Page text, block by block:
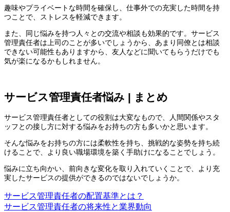
趣味やプライベートな時間を確保し、仕事外での充実した時間を持
つことで、ストレスを軽減できます。
また、同じ悩みを持つ人々との交流や相談も効果的です。サービス
管理責任者は上司のことが多いでしょうから、あまり同僚とは相談
できない可能性もありますから、友人などに聞いてもらうだけでも
気が楽になるかもしれません。
サービス管理責任者悩み | まとめ
サービス管理責任者としての役割は大変なもので、人間関係やスタ
ッフとの接し方に対する悩みをお持ちの方も多いかと思います。
そんな悩みをお持ちの方には柔軟性を持ち、挑戦的な姿勢を持ち続
けることで、より良い職場環境を築く手助けになることでしょう。
悩みに立ち向かい、前向きな変化を取り入れていくことで、より充
実したサービスの提供ができるのではないでしょうか。
サービス管理責任者の配置基準とは？
サービス管理責任者の将来性と業界動向